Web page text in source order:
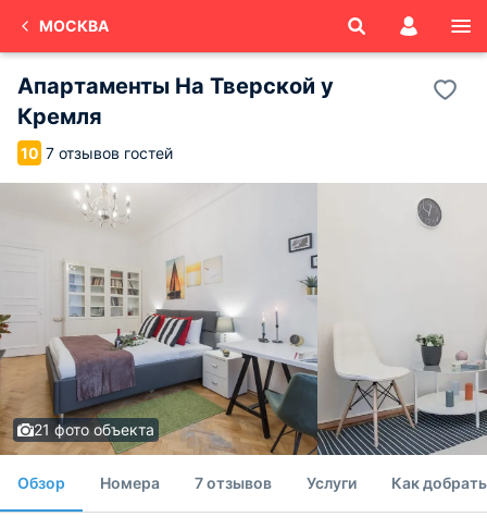
МОСКВА
Апартаменты На Тверской у
Кремля
10 7 отзывов гостей
21 фото объекта
Обзор Номера 7 отзывов Услуги Как